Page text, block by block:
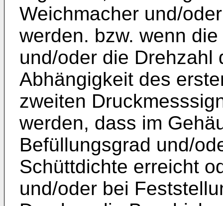
Weichmacher und/
werden. bzw. wenn
und/oder die Drehzahl
Abhängigkeit des
zweiten
werden, dass im
Befüllungsgrad und/
Schüttdichte erreicht
und/oder bei